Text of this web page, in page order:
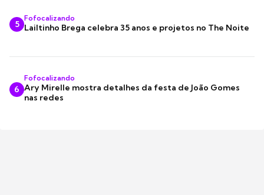
5
Fofocalizando
Lailtinho Brega celebra 35 anos e projetos no The Noite
6
Fofocalizando
Ary Mirelle mostra detalhes da festa de João Gomes
nas redes